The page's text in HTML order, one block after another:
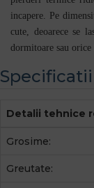
incapere. Pe
cute, deoarece se
dormitoare sau
Specificatii
Detalii tehnice
Grosime:
Greutate: